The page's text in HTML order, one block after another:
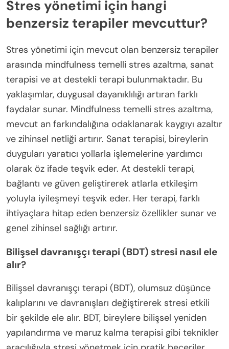
Stres yönetimi için hangi
benzersiz terapiler mevcuttur?
Stres yönetimi için mevcut olan benzersiz terapiler
arasında mindfulness temelli stres azaltma, sanat
terapisi ve at destekli terapi bulunmaktadır. Bu
yaklaşımlar, duygusal dayanıklılığı artıran farklı
faydalar sunar. Mindfulness temelli stres azaltma,
mevcut an farkındalığına odaklanarak kaygıyı azaltır
ve zihinsel netliği artırır. Sanat terapisi, bireylerin
duyguları yaratıcı yollarla işlemelerine yardımcı
olarak öz ifade teşvik eder. At destekli terapi,
bağlantı ve güven geliştirerek atlarla etkileşim
yoluyla iyileşmeyi teşvik eder. Her terapi, farklı
ihtiyaçlara hitap eden benzersiz özellikler sunar ve
genel zihinsel sağlığı artırır.
Bilişsel davranışçı terapi (BDT) stresi nasıl ele
alır?
Bilişsel davranışçı terapi (BDT), olumsuz düşünce
kalıplarını ve davranışları değiştirerek stresi etkili
bir şekilde ele alır. BDT, bireylere bilişsel yeniden
yapılandırma ve maruz kalma terapisi gibi teknikler